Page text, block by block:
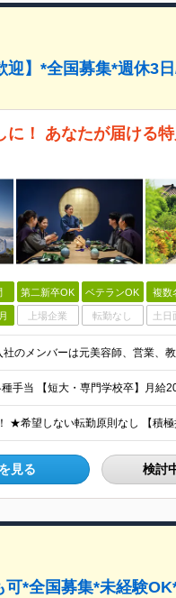
】*全国募集*週休3
！ あなたが届ける
第二新卒OK ベテランOK 複数
上場企業 転勤なし 土日
見る 検討
*全国募集*未経験